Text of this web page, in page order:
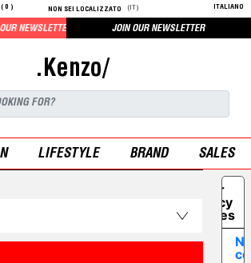
( 0 ) NON SEI LOCALIZZATO (IT) ITALIANO
NEWSLETTER JOIN OUR NEWSLETTER
.Kenzo/
LIFESTYLE BRAND SALES
Your
Privacy
Choices